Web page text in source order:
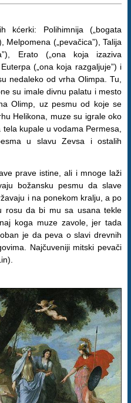
kćerki: Polihimnija („bogata
Melpomena („pevačica”), Talija
Erato („ona koja izaziva
(„ona koja razgaljuje”) i
nedaleko od vrha Olimpa. Tu,
su imale divnu palatu i mesto
Olimp, uz pesmu od koje se
Helikona, muze su igrale oko
kupale u vodama Permesa,
u slavu Zevsa i ostalih
prave istine, ali i mnoge laži
božansku pesmu da slave
i na ponekom kralju, a po
rosu da bi mu sa usana tekle
koga muze zavole, jer tada
je da peva o slavi drevnih
Najčuveniji mitski pevači